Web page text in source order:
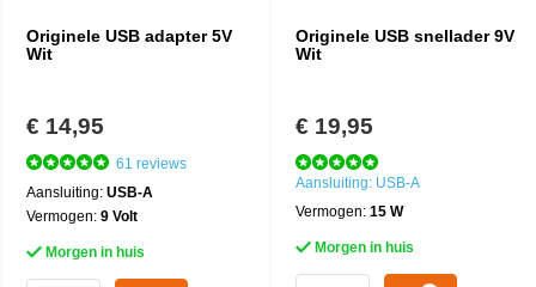
Originele USB adapter 5V
Wit
€ 14,95
61 reviews
Aansluiting: USB-A
Vermogen: 9 Volt
Morgen in huis
Originele USB snellader 9V
Wit
€ 19,95
Aansluiting: USB-A
Vermogen: 15 W
Morgen in huis